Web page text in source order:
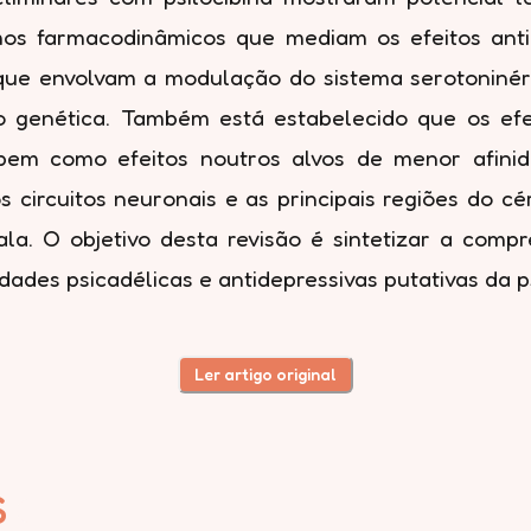
farmacodinâmicos que mediam os efeitos
envolvam a modulação do sistema
Também está estabelecido que os
como efeitos noutros alvos de menor
circuitos neuronais e as principais regiões do
O objetivo desta revisão é sintetizar a
psicadélicas e antidepressivas putativas da
Ler artigo original